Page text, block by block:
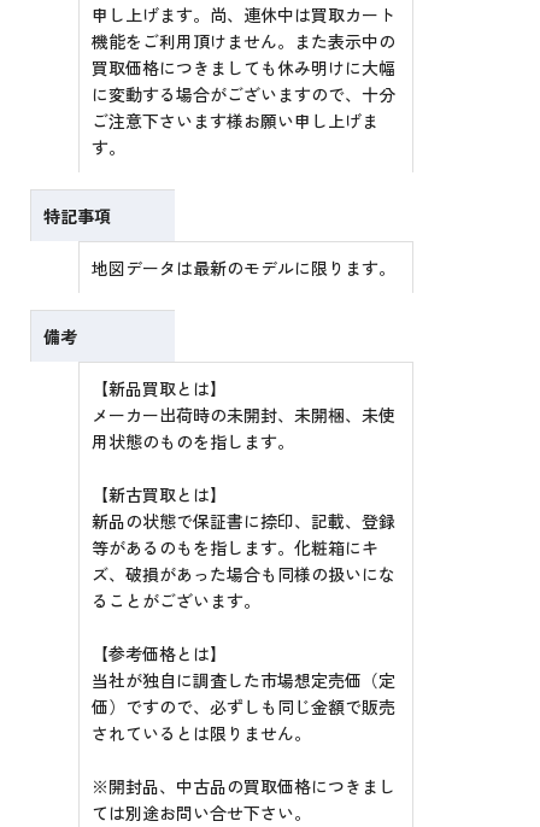
申し上げます。尚、連休中は買取カート
機能をご利用頂けません。また表示中の
買取価格につきましても休み明けに大幅
に変動する場合がございますので、十分
ご注意下さいます様お願い申し上げま
す。
特記事項
地図データは最新のモデルに限ります。
備考
【新品買取とは】
メーカー出荷時の未開封、未開梱、未使
用状態のものを指します。
【新古買取とは】
新品の状態で保証書に捺印、記載、登録
等があるのもを指します。化粧箱にキ
ズ、破損があった場合も同様の扱いにな
ることがございます。
【参考価格とは】
当社が独自に調査した市場想定売価（定
価）ですので、必ずしも同じ金額で販売
されているとは限りません。
※開封品、中古品の買取価格につきまし
ては別途お問い合せ下さい。